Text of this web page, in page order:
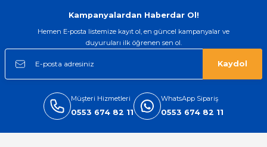
Kampanyalardan Haberdar Ol!
Hemen E-posta listemize kayıt ol, en güncel kampanyalar ve
duyuruları ilk öğrenen sen ol.
Kaydol
Müşteri Hizmetleri
0553 674 82 11
WhatsApp Sipariş
0553 674 82 11